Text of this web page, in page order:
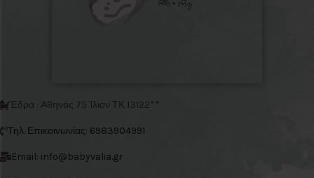
Έδρα : Αθηνάς 75 Ίλιον ΤΚ 13122**
Τηλ. Επικοινωνίας: 6983904991
Email: info@babyvalia.gr